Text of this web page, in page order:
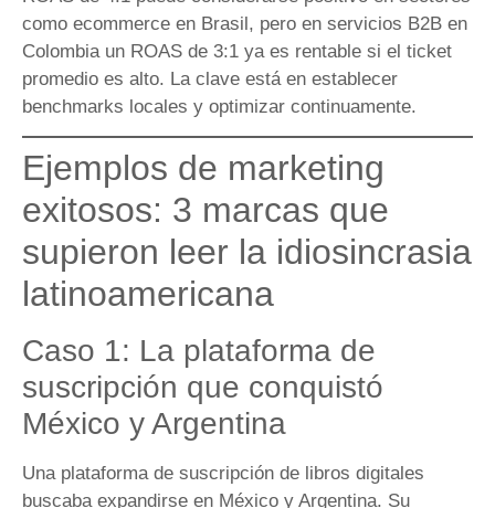
como ecommerce en Brasil, pero en servicios B2B en
Colombia un ROAS de 3:1 ya es rentable si el ticket
promedio es alto. La clave está en establecer
benchmarks locales y optimizar continuamente.
Ejemplos de marketing
exitosos: 3 marcas que
supieron leer la idiosincrasia
latinoamericana
Caso 1: La plataforma de
suscripción que conquistó
México y Argentina
Una plataforma de suscripción de libros digitales
buscaba expandirse en México y Argentina. Su